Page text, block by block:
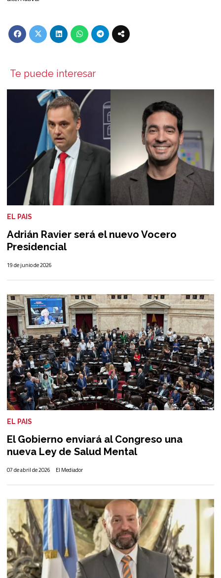
Te puede interesar
Adrián Ravier será el nuevo Vocero
Presidencial
EL PAIS
19 de junio de 2026
El Gobierno enviará al Congreso una
nueva Ley de Salud Mental
El Mediador
EL PAIS
07 de abril de 2026